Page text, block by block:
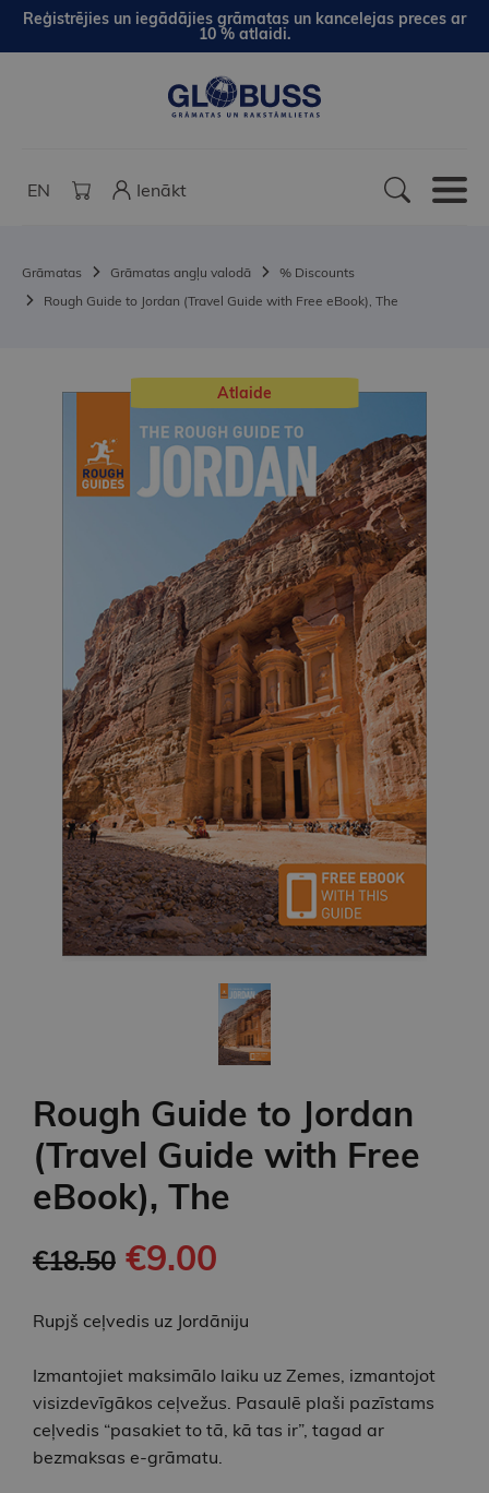
Reģistrējies un iegādājies grāmatas un kancelejas preces ar
10 % atlaidi.
EN Ienākt
Grāmatas Grāmatas angļu valodā
% Discounts
Rough Guide to Jordan (Travel Guide with Free eBook), The
Atlaide
Rough Guide to Jordan
(Travel Guide with Free
eBook), The
€18.50 €9.00
Rupjš ceļvedis uz Jordāniju
Izmantojiet maksimālo laiku uz Zemes, izmantojot
visizdevīgākos ceļvežus. Pasaulē plaši pazīstams
ceļvedis “pasakiet to tā, kā tas ir”, tagad ar
bezmaksas e-grāmatu.